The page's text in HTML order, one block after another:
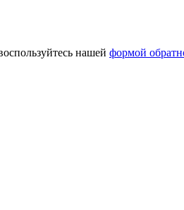
нашей формой